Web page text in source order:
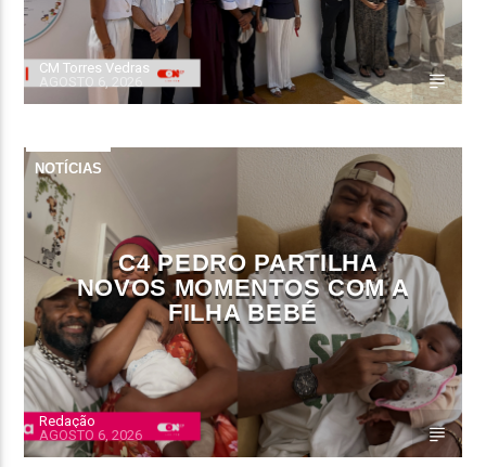
CM Torres Vedras
AGOSTO 6, 2026
NOTÍCIAS
C4 PEDRO PARTILHA
NOVOS MOMENTOS COM A
FILHA BEBÉ
Redação
AGOSTO 6, 2026